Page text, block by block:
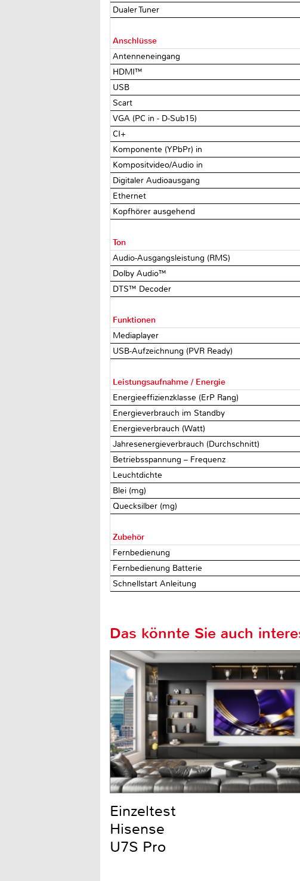
Dualer Tuner
Anschlüsse
Antenneneingang
HDMI™
USB
Scart
VGA (PC in - D-Sub15)
CI+
Komponente (YPbPr) in
Kompositvideo/Audio in
Digitaler Audioausgang
Ethernet
Kopfhörer ausgehend
Ton
Audio-Ausgangsleistung (RMS)
Dolby Audio™
DTS™ Decoder
Funktionen
Mediaplayer
USB-Aufzeichnung (PVR Ready)
Leistungsaufnahme / Energie
Energieeffizienzklasse (ErP Rang)
Energieverbrauch im Standby
Energieverbrauch (Watt)
Jahresenergieverbrauch (Durchschnitt)
Betriebsspannung – Frequenz
Leuchtdichte
Blei (mg)
Quecksilber (mg)
Zubehör
Fernbedienung
Fernbedienung Batterie
Schnellstart Anleitung
Das könnte Sie auch
Einzeltest
Hisense
U7S Pro